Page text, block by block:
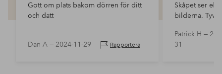
Gott om plats bakom dörren för ditt
och datt
Dan A — 2024-11-29 Rapportera
Skåpet ser
bilderna.
den
ut den i
Patrick H —
31